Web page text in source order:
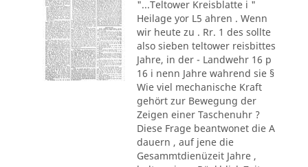
"...Teltower Kreisblatte i "
Heilage yor L5 ahren . Wenn
wir heute zu . Rr. 1 des sollte
also sieben teltower reisbittes
Jahre, in der - Landwehr 16 p
16 i nenn Jahre wahrend sie §
Wie viel mechanische Kraft
gehört zur Bewegung der
Zeigen einer Taschenuhr ?
Diese Frage beantwonet die A
dauern , auf jene die
Gesammtdienüzeit Jahre ,